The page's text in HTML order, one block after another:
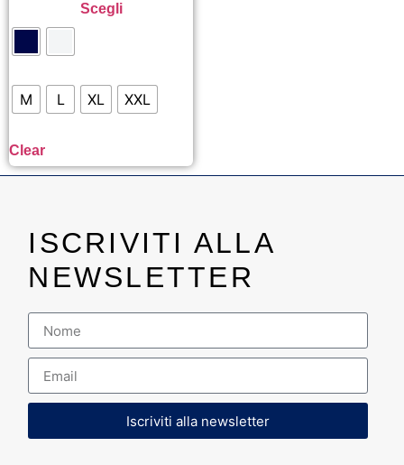
Scegli
M L XL XXL
Clear
ISCRIVITI ALLA
NEWSLETTER
Iscriviti alla newsletter